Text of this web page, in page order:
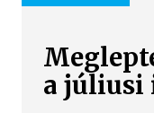
a júliusi